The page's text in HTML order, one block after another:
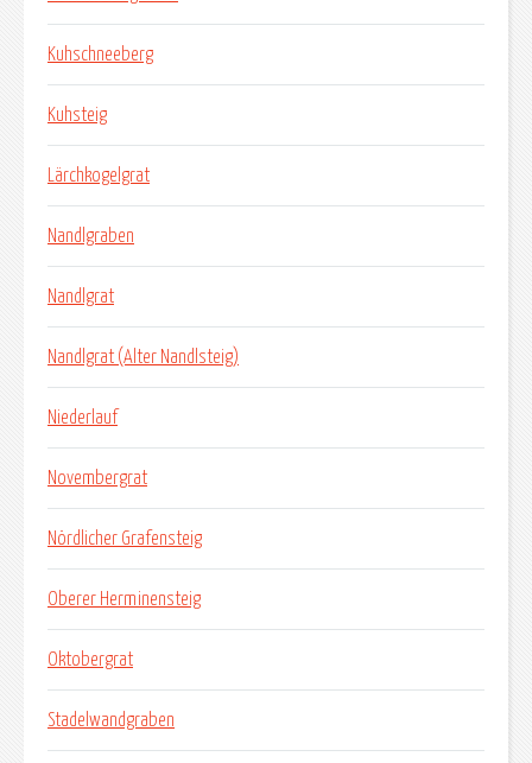
Kuhschneeberg
Kuhsteig
Lärchkogelgrat
Nandlgraben
Nandlgrat
Nandlgrat (Alter Nandlsteig)
Niederlauf
Novembergrat
Nördlicher Grafensteig
Oberer Herminensteig
Oktobergrat
Stadelwandgraben